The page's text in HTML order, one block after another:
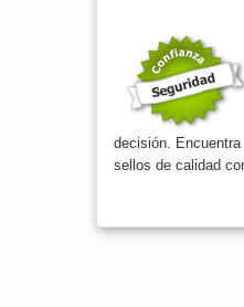
decisión.
sellos de calidad